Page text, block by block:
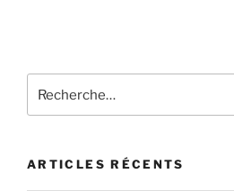
ARTICLES RÉCENTS